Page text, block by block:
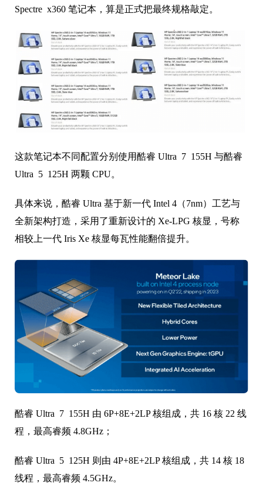
Spectre x360 笔记本，算是正式把最终规格敲定。
这款笔记本不同配置分别使用酷睿 Ultra 7 155H 与酷睿
Ultra 5 125H 两颗 CPU。
具体来说，酷睿 Ultra 基于新一代 Intel 4（7nm）工艺与
全新架构打造，采用了重新设计的 Xe-LPG 核显，号称
相较上一代 Iris Xe 核显每瓦性能翻倍提升。
酷睿 Ultra 7 155H 由 6P+8E+2LP 核组成，共 16 核 22 线
程，最高睿频 4.8GHz；
酷睿 Ultra 5 125H 则由 4P+8E+2LP 核组成，共 14 核 18
线程，最高睿频 4.5GHz。